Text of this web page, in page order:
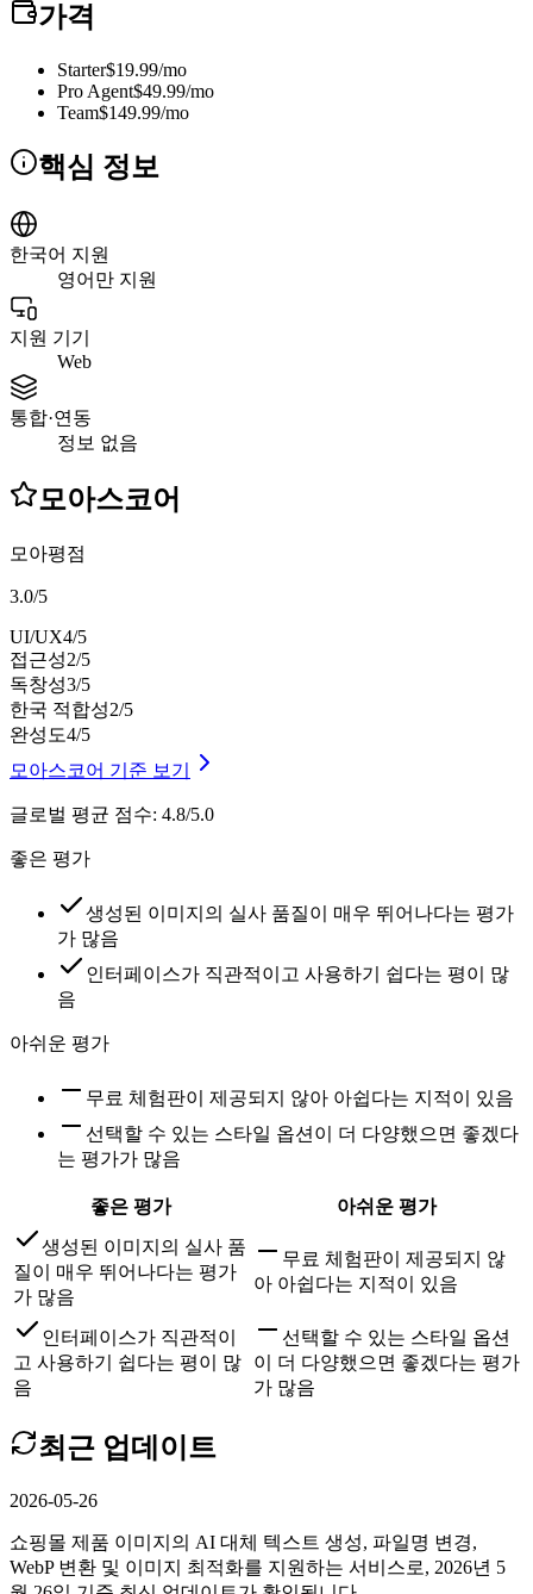
가격
Starter$19.99/mo
Pro Agent$49.99/mo
Team$149.99/mo
핵심 정보
한국어 지원
영어만 지원
지원 기기
Web
통합·연동
정보 없음
모아스코어
모아평점
3.0/5
UI/UX4/5
접근성2/5
독창성3/5
한국 적합성2/5
완성도4/5
모아스코어 기준 보기
글로벌 평균 점수: 4.8/5.0
좋은 평가
생성된 이미지의 실사 품질이 매우 뛰어나다는 평가
가 많음
인터페이스가 직관적이고 사용하기 쉽다는 평이 많
음
아쉬운 평가
무료 체험판이 제공되지 않아 아쉽다는 지적이 있음
선택할 수 있는 스타일 옵션이 더 다양했으면 좋겠다
는 평가가 많음
좋은 평가
아쉬운 평가
생성된 이미지의 실사 품
질이 매우 뛰어나다는 평가
가 많음
무료 체험판이 제공되지 않
아 아쉽다는 지적이 있음
인터페이스가 직관적이
고 사용하기 쉽다는 평이 많
음
선택할 수 있는 스타일 옵션
이 더 다양했으면 좋겠다는 평가
가 많음
최근 업데이트
2026-05-26
쇼핑몰 제품 이미지의 AI 대체 텍스트 생성, 파일명 변경,
WebP 변환 및 이미지 최적화를 지원하는 서비스로, 2026년 5